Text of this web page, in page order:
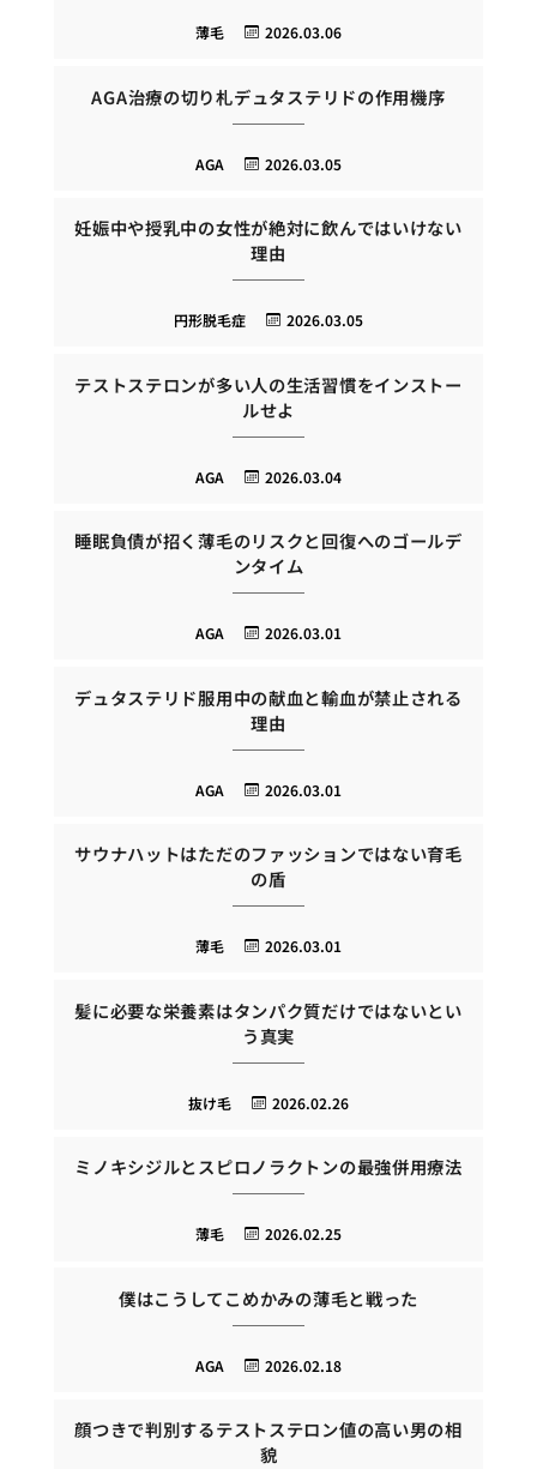
2026.03.06
薄毛
AGA治療の切り札デュタステリドの作用機序
2026.03.05
AGA
妊娠中や授乳中の女性が絶対に飲んではいけない
理由
2026.03.05
円形脱毛症
テストステロンが多い人の生活習慣をインストー
ルせよ
2026.03.04
AGA
睡眠負債が招く薄毛のリスクと回復へのゴールデ
ンタイム
2026.03.01
AGA
デュタステリド服用中の献血と輸血が禁止される
理由
2026.03.01
AGA
サウナハットはただのファッションではない育毛
の盾
2026.03.01
薄毛
髪に必要な栄養素はタンパク質だけではないとい
う真実
2026.02.26
抜け毛
ミノキシジルとスピロノラクトンの最強併用療法
2026.02.25
薄毛
僕はこうしてこめかみの薄毛と戦った
2026.02.18
AGA
顔つきで判別するテストステロン値の高い男の相
貌